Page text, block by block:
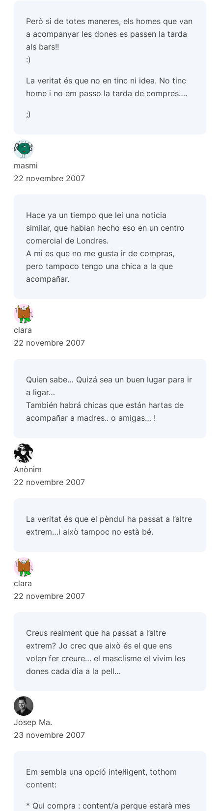
Però si de totes maneres, els homes que van
a acompanyar les dones es passen la tarda
als bars!!
:)
La veritat és que no en tinc ni idea. No tinc
home i no em passo la tarda de compres….
;)
masmi
22 novembre 2007
Hace ya un tiempo que lei una noticia
similar, que habian hecho eso en un centro
comercial de Londres.
A mi es que no me gusta ir de compras,
pero tampoco tengo una chica a la que
acompañar.
clara
22 novembre 2007
Quien sabe… Quizá sea un buen lugar para ir
a ligar…
También habrá chicas que están hartas de
acompañar a madres.. o amigas… !
Anònim
22 novembre 2007
La veritat és que el pèndul ha passat a l’altre
extrem…i això tampoc no està bé.
clara
22 novembre 2007
Creus realment que ha passat a l’altre
extrem? Jo crec que això és el que ens
volen fer creure… el masclisme el vivim les
dones cada dia a la pell…
Josep Ma.
23 novembre 2007
Em sembla una opció intel·ligent, tothom
content:
* Qui compra : content/a perque estarà mes